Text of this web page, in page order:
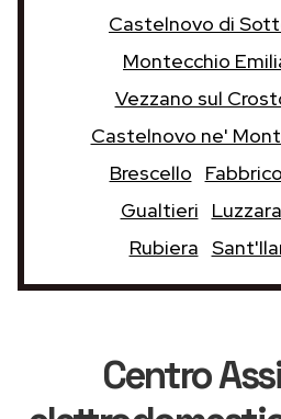
Castelnovo di
Montecchio
Vezzano sul
Castelnovo ne'
Brescello
Fabbrico
Gualtieri
Luzzara
Rubiera
Centro